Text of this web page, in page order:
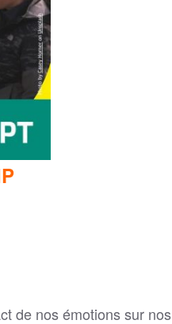
de nos émotions sur nos